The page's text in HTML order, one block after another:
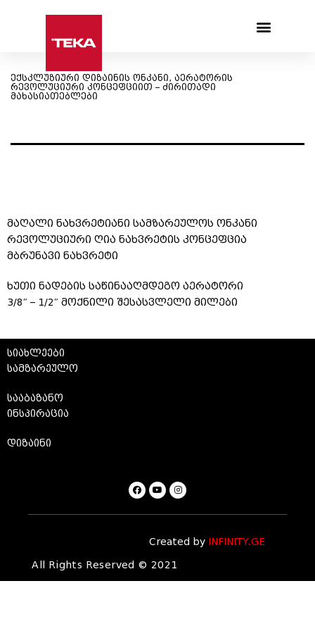
ექსკლუზიური დიზაინის ონკანი, აერატორის
რევოლუციური კონცეფციით – ძირითადი
მახასიათებლები
მაღალი ნახვრეტიანი სამზარეულოს ონკანი
რევოლუციური ღია ნახვრეტის კონცეფცია
მბრუნავი ნახვრეტი
ხუთი ნადების საწინააღმდეგო აერატორი
3/8″ – 1/2″ მოქნილი შესასვლელი მილები
სიახლეები
სამზარეულო
სააბაზანო
ინსპირაცია
დიზაინი
Created by INFINITY.GE
All Rights Reserved © 2021